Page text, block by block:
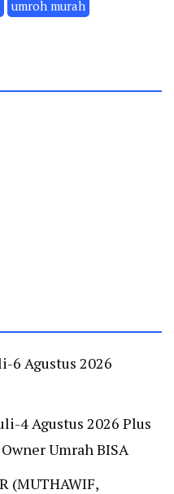
umroh murah
6 Agustus 2026
4 Agustus 2026 Plus
Umrah BISA
(MUTHAWIF,